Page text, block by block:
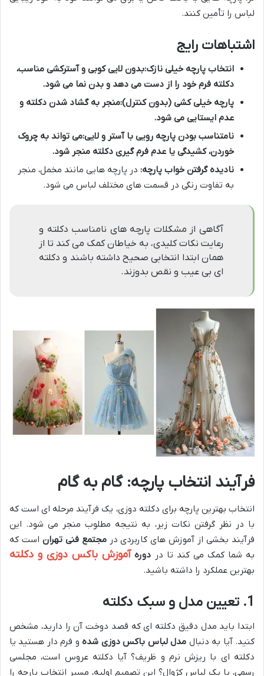
لباس را تأمین کنند.
اشتباهات رایج
انتخاب پارچه خیلی نازک:بدون لایی کوبی و آسترکشی مناسب،
دکلته فرم خود را از دست می دهد و بدن نما می شود.
پارچه خیلی کشی (بدون کنترل):منجر به گشاد شدن دکلته و
عدم ایستایی می شود.
نامتناسب بودن پارچه رویی با آستر و لایی:می تواند به چروک
خوردن، کشیدگی یا عدم فرم گیری دکلته منجر شود.
نادیده گرفتن خواب پارچه: در پارچه هایی مانند مخمل، منجر
به تفاوت رنگی در قسمت های مختلف لباس می شود.
آگاهی از مشکلات پارچه های نامناسب دکلته و
رعایت نکات کلیدی، به خیاطان کمک می کند تا از
همان ابتدا انتخابی صحیح داشته باشند و دکلته
ای بی عیب و نقص بدوزند.
فرآیند انتخاب پارچه: گام به گام
انتخاب بهترین پارچه برای دکلته دوزی، یک فرآیند مرحله ای است که
با در نظر گرفتن نکات زیر، به نتیجه مطلوب منجر می شود. این
فرآیند بخشی از آموزش های کاربردی درمجتمع فنی تهران است که
به شما کمک می کند تا در دوره آموزش باکس دوزی و دکلته
بهترین عملکرد را داشته باشید.
1. تعیین مدل و سبک دکلته
ابتدا باید مدل دقیق دکلته ای که قصد دوخت آن را دارید، مشخص
کنید. آیا به دنبال مدل لباس باکس دوزی شدهو فرم دار هستید یا
دکلته ای با ریزش نرم و ظریف؟ آیا دکلته عروس است، مجلسی
رسمی، یا یک لباس کژوال؟ این تصمیم اولیه، مسیر انتخاب پارچه را